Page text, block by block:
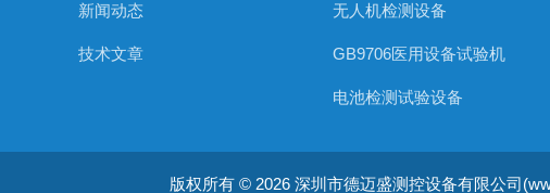
新闻动态
技术文章
无人机检测设备
GB9706医用设备试验机
电池检测试验设备
防水防尘检测设备
版权所有 © 2026 深圳市德迈盛测控设备有限公司